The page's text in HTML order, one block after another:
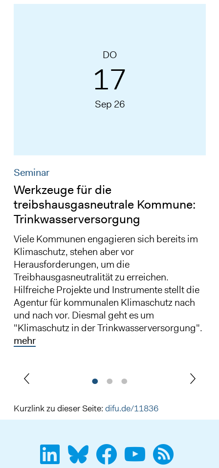
DO
17
Sep 26
Seminar
Werkzeuge für die
treibshausgasneutrale Kommune:
Trinkwasserversorgung
Viele Kommunen engagieren sich bereits im
Klimaschutz, stehen aber vor
Herausforderungen, um die
Treibhausgasneutralität zu erreichen.
Hilfreiche Projekte und Instrumente stellt die
Agentur für kommunalen Klimaschutz nach
und nach vor. Diesmal geht es um
"Klimaschutz in der Trinkwasserversorgung".
mehr
Kurzlink zu dieser Seite: difu.de/11836